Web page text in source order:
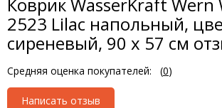
2523 Lilac напольный,
сиреневый, 90 х 57 см
Средняя оценка покупателей: (0)
Написать отзыв